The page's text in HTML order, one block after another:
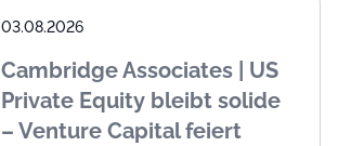
03.08.2026
Cambridge Associates | US
Private Equity bleibt solide
– Venture Capital feiert